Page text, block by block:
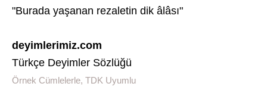
"Burada yaşanan rezaletin dik âlâsı"
deyimlerimiz.com
Türkçe Deyimler Sözlüğü
Örnek Cümlelerle, TDK Uyumlu